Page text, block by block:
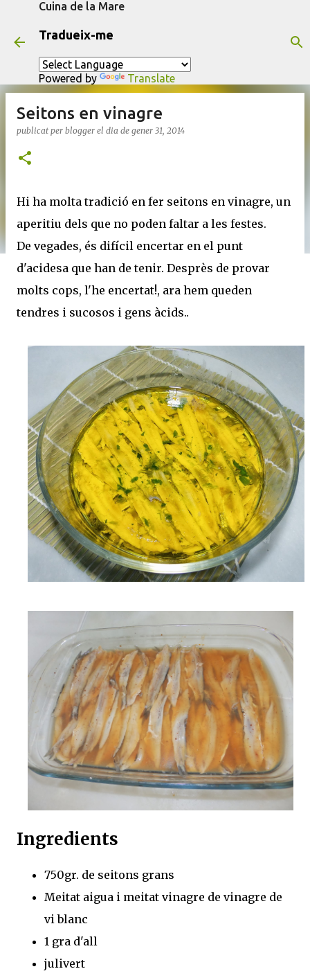
Cuina de la Mare
Tradueix-me
Powered by Translate
Seitons en vinagre
publicat per blogger el dia de gener 31, 2014
Hi ha molta tradició en fer seitons en vinagre, un
aperitiu dels que no poden faltar a les festes.
De vegades, és difícil encertar en el punt
d'acidesa que han de tenir. Desprès de provar
molts cops, l'he encertat!, ara hem queden
tendres i sucosos i gens àcids..
Ingredients
750gr. de seitons grans
Meitat aigua i meitat vinagre de vinagre de
vi blanc
1 gra d'all
julivert